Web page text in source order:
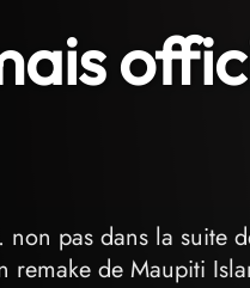
pas dans la suite
remake de Maupiti